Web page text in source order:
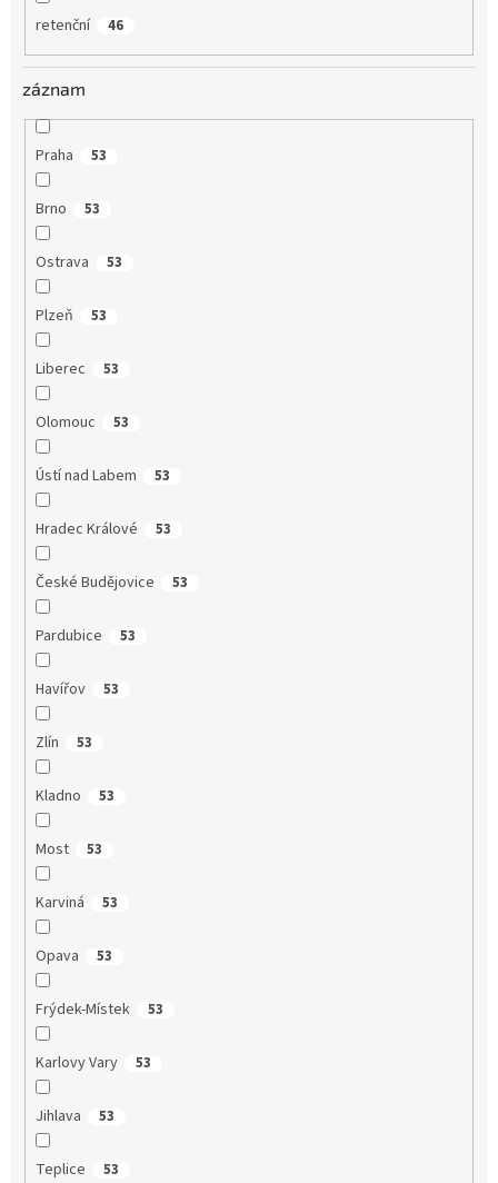
retenční 46
záznam
Praha 53
Brno 53
Ostrava 53
Plzeň 53
Liberec 53
Olomouc 53
Ústí nad Labem 53
Hradec Králové 53
České Budějovice 53
Pardubice 53
Havířov 53
Zlín 53
Kladno 53
Most 53
Karviná 53
Opava 53
Frýdek-Místek 53
Karlovy Vary 53
Jihlava 53
Teplice 53